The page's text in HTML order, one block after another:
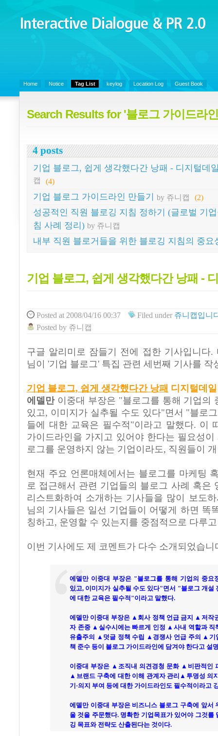
Interactive Dialogue &
PR 2.0
Home Notice Tag List keylog Location Log Guest Book
Search Results for '블로그 가이드라
4 posts
기업 블로그, 쉽게 생각했다간 낭패 - 디지털데
캡
(4)
기업 블로그 가이드라인 만들기 by 쥬니캡 (2)
성공적인 직원 블로깅 지침 정하기 (글로벌 기
침 사례 정리) by 쥬니캡
내부 직원 블로거들을 위한 블로깅 지침의 중요
기업 블로그, 쉽게 생각했다간 낭패 -
Posted at 2008/04/16 00:37 Filed under 쥬니캡입니
Posted by 쥬니캡
구글 알리미로 잠들기 전에 접한 기사입니다.
님이 '기업 블로그' 특집 관련 세번째 기사를 작
기업 블로그, 쉽게 생각했다간 낭패 디지털데
에델만이중대 부장은 "블로그를 통해 기업의
있고, 이미지가 실추될 수도 있다"면서 "블로
들에 대한 교육은 필수적"이라고 말했다. 이
가이드라인을 가지고 있어야 한다는 필요성
로그를 운영하지 않는 기업이라도, 직원들이
현재 주요 언론매체에서는 블로그를 마케팅
로 접근해서 관련 기업들의 블로그 사례 혹은
리스트화하여 소개하는 기사들을 많이 보도
님의 기사들은 일선 기업들이 어떻게 하면 똑
칭하고, 운영할 수 있는지를 중점적으로 다루
이번 기사에도 제 코멘트가 다수 소개되었습니
에델만 이중대 부장은 "블로그를 통해 기업의 중요
있고, 이미지가 실추될 수도 있다"면서 "블로그 개설
에 대한 교육은 필수적"이라고 말했다.
에델만 이중대 부장은 ▲회사 정책 언급 금지 ▲저작
자 존중 ▲실수시에는 빠르게 인정 ▲사내 역할과
유출주의 ▲덧글 정책 수립 ▲경쟁사 언급 주의 ▲기
책 준수 등이 블로그 가이드라인에 담겨야 한다고 설
이중대 부장은 ▲조직내 의견경청 문화 ▲비판적인
▲브랜드 구축에 대한 이해 관계자 관리▲투명성 의
기·의지 부여 등에 대한 가이드라인도 필수적이라고
에델만 이중대 부장은 비즈니스 블로그 구축에 앞서
울 것을 주문했다. 명확한 기업목표가 있어야 그것를
깅 목표와 전략도 산출된다는 것이다.